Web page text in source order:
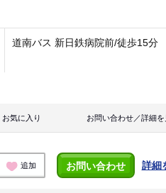
道南バス 新日鉄病院前/徒歩15分
お気に入り お問い合わせ／詳細を
追加 お問い合わせ 詳細